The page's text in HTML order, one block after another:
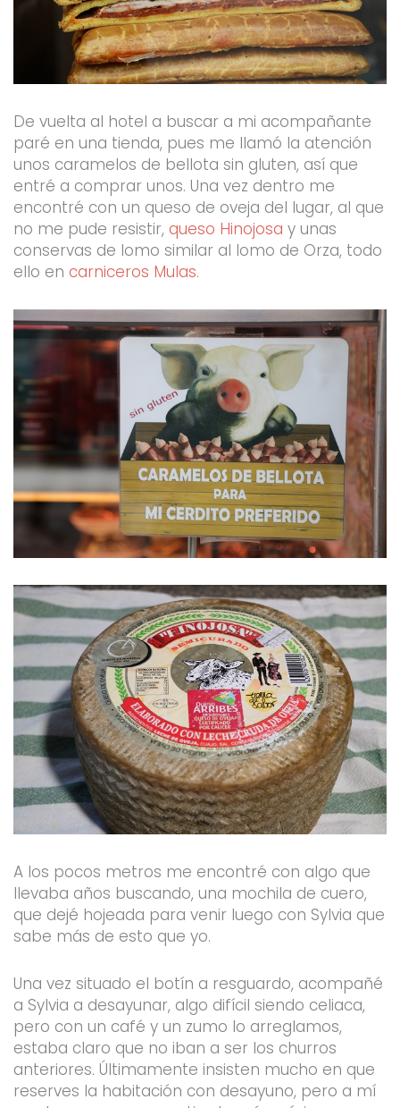
De vuelta al hotel a buscar a mi acompañante
paré en una tienda, pues me llamó la atención
unos caramelos de bellota sin gluten, así que
entré a comprar unos. Una vez dentro me
encontré con un queso de oveja del lugar, al que
no me pude resistir, queso Hinojosa y unas
conservas de lomo similar al lomo de Orza, todo
ello en carniceros Mulas.
A los pocos metros me encontré con algo que
llevaba años buscando, una mochila de cuero,
que dejé hojeada para venir luego con Sylvia que
sabe más de esto que yo.
Una vez situado el botín a resguardo, acompañé
a Sylvia a desayunar, algo difícil siendo celiaca,
pero con un café y un zumo lo arreglamos,
estaba claro que no iban a ser los churros
anteriores. Últimamente insisten mucho en que
reserves la habitación con desayuno, pero a mí